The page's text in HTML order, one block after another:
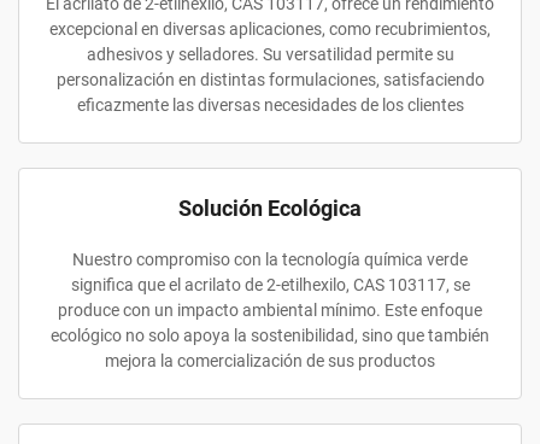
excepcional en diversas aplicaciones, como recubrimientos,
adhesivos y selladores. Su versatilidad permite su
personalización en distintas formulaciones, satisfaciendo
eficazmente las diversas necesidades de los clientes
Solución Ecológica
Nuestro compromiso con la tecnología química verde
significa que el acrilato de 2-etilhexilo, CAS 103117, se
produce con un impacto ambiental mínimo. Este enfoque
ecológico no solo apoya la sostenibilidad, sino que también
mejora la comercialización de sus productos